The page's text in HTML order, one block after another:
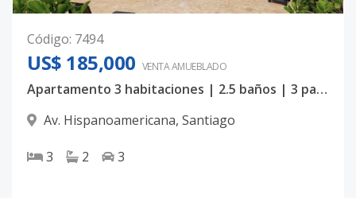
Código: 7494
US$ 185,000 VENTA AMUEBLADO
Apartamento 3 habitaciones | 2.5 baños | 3 parqueos | Hispanoamericana
Av. Hispanoamericana, Santiago
3 2 3